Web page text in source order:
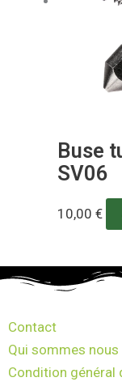
Buse
SV06
10,00 €
Contact
Qui sommes nous
Condition général